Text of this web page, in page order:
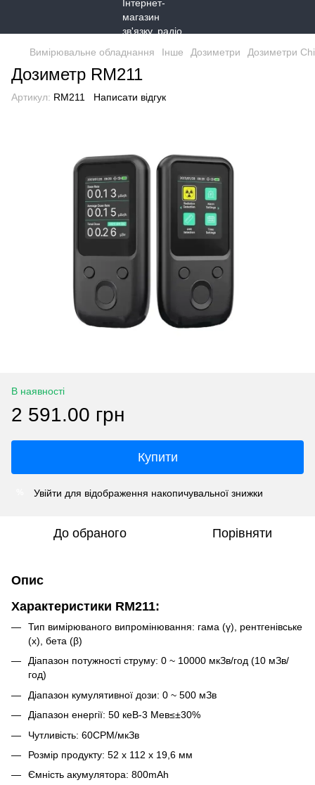
Вимірювальне обладнання Інше Дозиметри Дозиметри
Дозиметр RM211
Артикул: RM211 Написати відгук
В наявності
2 591.00 грн
Купити
Увійти для відображення накопичувальної знижки
До обраного Порівняти
Опис
Характеристики RM211:
Тип вимірюваного випромінювання: гама (γ), рентгенівське
(x), бета (β)
Діапазон потужності струму: 0 ~ 10000 мкЗв/год (10 мЗв/
год)
Діапазон кумулятивної дози: 0 ~ 500 мЗв
Діапазон енергії: 50 кеВ-3 Мев≤±30%
Чутливість: 60CPM/мкЗв
Розмір продукту: 52 x 112 x 19,6 мм
Ємність акумулятора: 800mAh